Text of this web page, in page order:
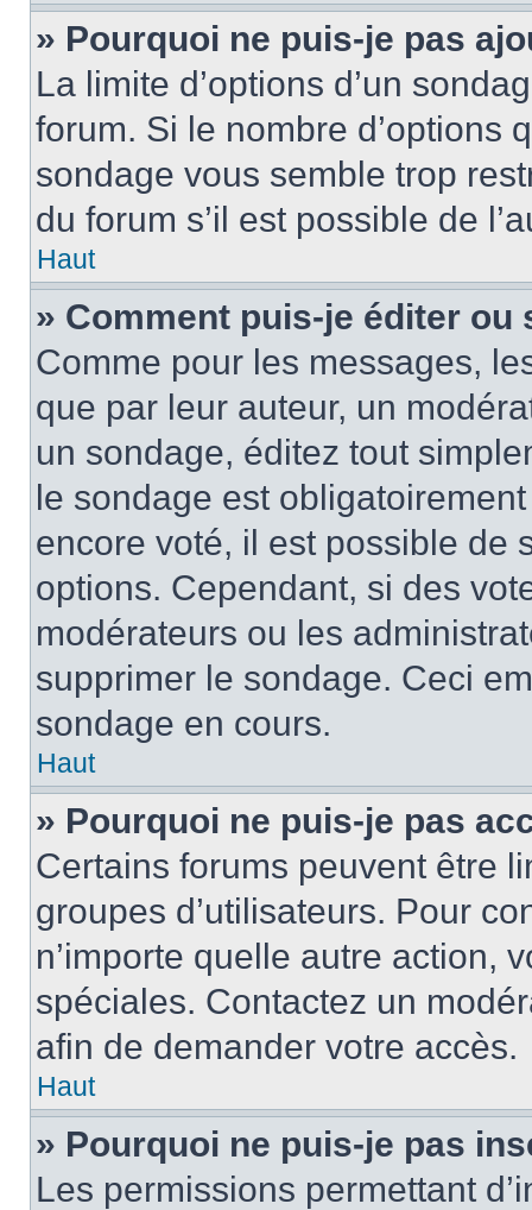
» Pourquoi ne puis-je pas
La limite d’options d’un
forum. Si le nombre d’options
sondage vous semble trop
du forum s’il est possible de
Haut
» Comment puis-je éditer ou
Comme pour les messages,
que par leur auteur, un
un sondage, éditez tout
le sondage est
encore voté, il est possible de
options. Cependant, si des
modérateurs ou les
supprimer le sondage. Ceci
sondage en cours.
Haut
» Pourquoi ne puis-je pas
Certains forums peuvent être
groupes d’utilisateurs. Pour
n’importe quelle autre action,
spéciales. Contactez un
afin de demander votre accès.
Haut
» Pourquoi ne puis-je pas
Les permissions permettant